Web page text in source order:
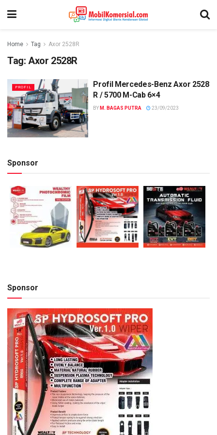
Home Tag Axor 2528R
Tag: Axor 2528R
PROFIL
Profil Mercedes-Benz Axor 2528
R / 5700 M-Cab 6×4
BY M. BAGAS PUTRA 23/09/2023
Sponsor
Sponsor